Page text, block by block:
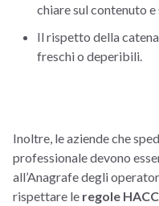
chiare sul contenuto
Il rispetto della
freschi o deperibili.
Inoltre, le aziende che
professionale devono
all’Anagrafe degli
rispettare le regole